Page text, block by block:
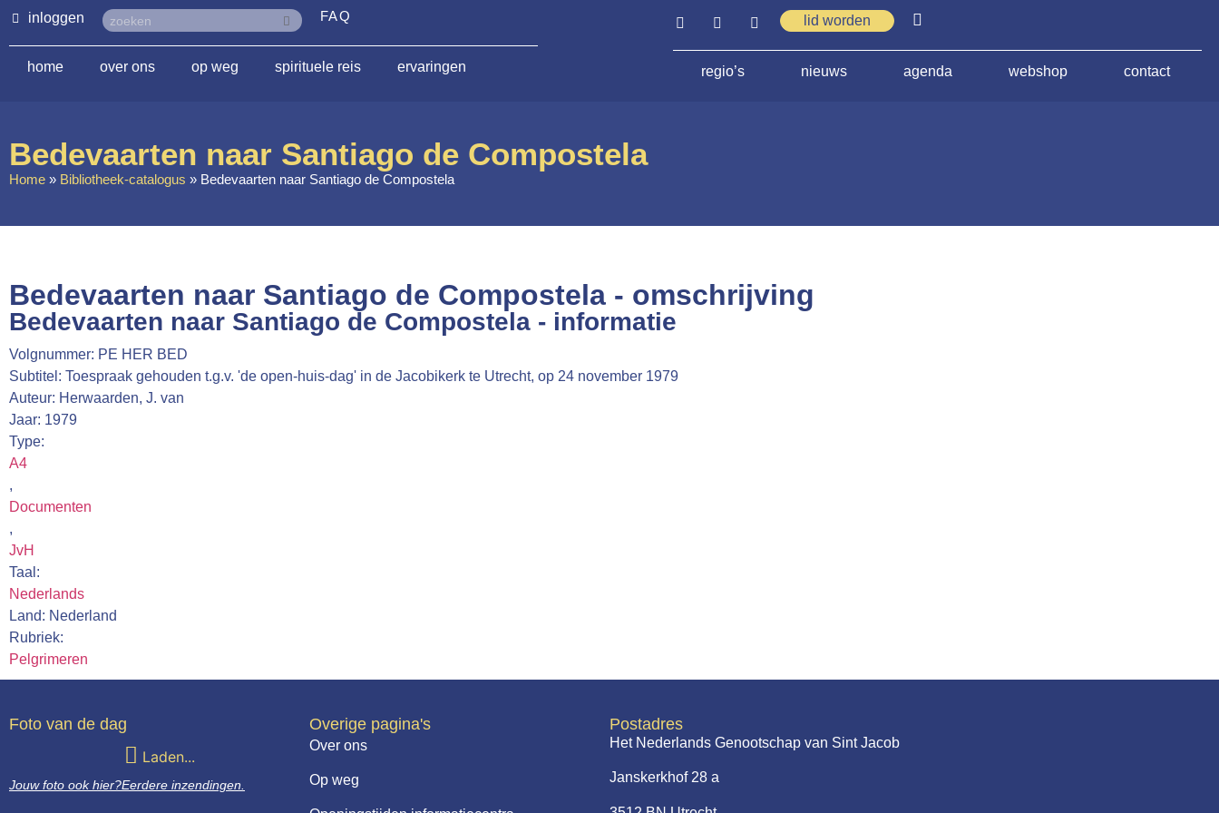
inloggen FAQ
home over ons op weg spirituele reis ervaringen
lid worden
regio’s nieuws agenda webshop contact
Bedevaarten naar Santiago de Compostela
Home » Bibliotheek-catalogus » Bedevaarten naar Santiago de Compostela
Bedevaarten naar Santiago de Compostela - omschrijving
Bedevaarten naar Santiago de Compostela - informatie
Volgnummer: PE HER BED
Subtitel: Toespraak gehouden t.g.v. 'de open-huis-dag' in de Jacobikerk te Utrecht, op 24 november 1979
Auteur: Herwaarden, J. van
Jaar: 1979
Type:
A4
,
Documenten
,
JvH
Taal:
Nederlands
Land: Nederland
Rubriek:
Pelgrimeren
Foto van de dag
Laden...
Jouw foto ook hier?Eerdere inzendingen.
Overige pagina's
Over ons
Op weg
Postadres
Het Nederlands Genootschap van Sint Jacob
Janskerkhof 28 a